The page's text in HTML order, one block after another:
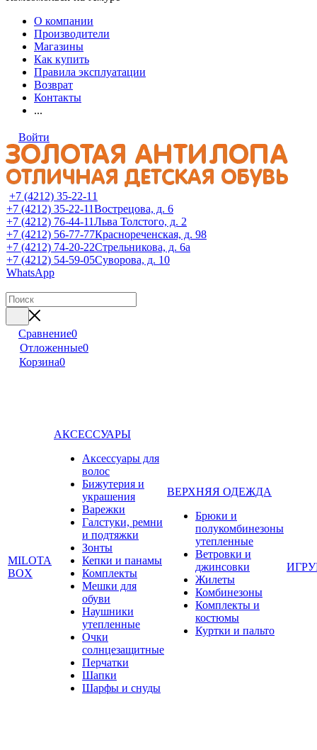
О компании
Производители
Магазины
Как купить
Правила эксплуатации
Возврат
Контакты
...
Войти
+7 (4212) 35-22-11
+7 (4212) 35-22-11Вострецова, д. 6
+7 (4212) 76-44-11Льва Толстого, д. 2
+7 (4212) 56-77-77Краснореченская, д. 98
+7 (4212) 74-20-22Стрельникова, д. 6а
+7 (4212) 54-59-05Суворова, д. 10
WhatsApp
Сравнение0
Отложенные0
Корзина0
MILOTA
BOX
АКСЕССУАРЫ
Аксессуары для
волос
Бижутерия и
украшения
Варежки
Галстуки, ремни
и подтяжки
Зонты
Кепки и панамы
Комплекты
Мешки для
обуви
Наушники
утепленные
Очки
солнцезащитные
Перчатки
Шапки
Шарфы и снуды
ВЕРХНЯЯ ОДЕЖДА
Брюки и
полукомбинезоны
утепленные
Ветровки и
джинсовки
Жилеты
Комбинезоны
Комплекты и
костюмы
Куртки и пальто